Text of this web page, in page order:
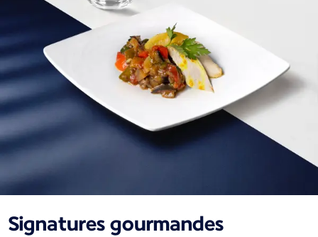
Signatures gourmandes